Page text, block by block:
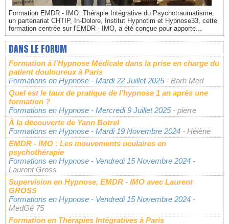
Formation EMDR - IMO: Thérapie Intégrative du Psychotraumatisme,
un partenariat CHTIP, In-Dolore, Institut Hypnotim et Hypnose33, cette
formation centrée sur l'EMDR - IMO, a été conçue pour apporte...
DANS LE FORUM
Formation à l’Hypnose Médicale dans la prise en charge du
patient douloureux à Paris
Formations en Hypnose - Mardi 22 Juillet 2025 - Barh Med
Quel est le taux de pratique de l’hypnose 1 an après une
formation ?
Formations en Hypnose - Mercredi 9 Juillet 2025 - pierre
À la découverte de Yann Botrel
Formations en Hypnose - Mardi 19 Novembre 2024 - Hélène
EMDR - IMO : Les mouvements oculaires en
psychothérapie
Formations en Hypnose - Vendredi 15 Novembre 2024 -
Laurent Gross
Supervision en Hypnose, EMDR - IMO avec Laurent
GROSS
Formations en Hypnose - Vendredi 15 Novembre 2024 -
MedGé 75
Formation en Thérapies Intégratives à Paris